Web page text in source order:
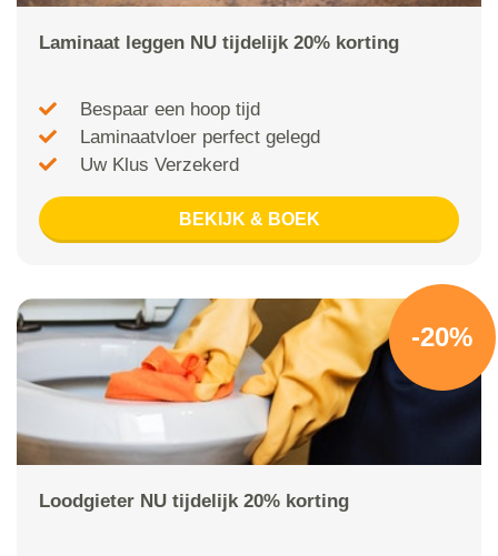
Laminaat leggen NU tijdelijk 20% korting
Bespaar een hoop tijd
Laminaatvloer perfect gelegd
Uw Klus Verzekerd
BEKIJK & BOEK
-20%
Loodgieter NU tijdelijk 20% korting